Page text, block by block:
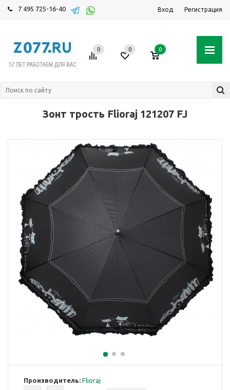
7 495 725-16-40 Вход Регистрация
0 0 0
Зонт трость Flioraj 121207 FJ
Производитель: Flioraj